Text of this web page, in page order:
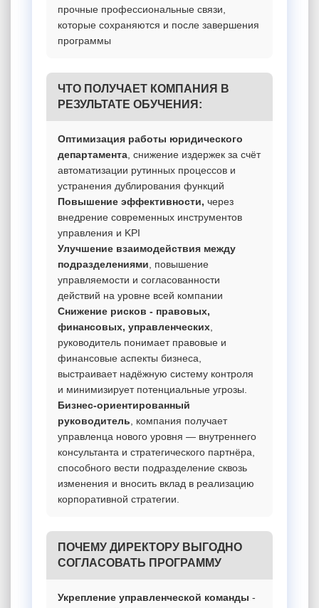
прочные профессиональные связи,
которые сохраняются и после завершения
программы
ЧТО ПОЛУЧАЕТ КОМПАНИЯ В
РЕЗУЛЬТАТЕ ОБУЧЕНИЯ:
Оптимизация работы юридического
департамента , снижение издержек за счёт
автоматизации рутинных процессов и
устранения дублирования функций
Повышение эффективности, через
внедрение современных инструментов
управления и KPI
Улучшение взаимодействия между
подразделениями , повышение
управляемости и согласованности
действий на уровне всей компании
Снижение рисков - правовых,
финансовых, управленческих
руководитель понимает правовые и
финансовые аспекты бизнеса,
выстраивает надёжную систему контроля
и минимизирует потенциальные угрозы.
Бизнес-ориентированный
руководитель , компания получает
управленца нового уровня — внутреннего
консультанта и стратегического партнёра,
способного вести подразделение сквозь
изменения и вносить вклад в реализацию
корпоративной стратегии.
ПОЧЕМУ ДИРЕКТОРУ ВЫГОДНО
СОГЛАСОВАТЬ ПРОГРАММУ
Укрепление управленческой команды -